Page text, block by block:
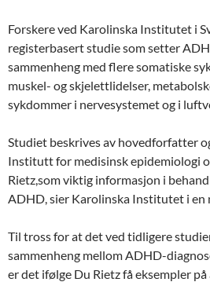
Forskere ved Karolinska Institutet i
registerbasert studie som setter
sammenheng med flere somatiske
muskel- og skjelettlidelser,
sykdommer i nervesystemet og i
Studiet beskrives av hovedforfatter
Institutt for medisinsk epidemiologi
Rietz,som viktig informasjon i
ADHD, sier Karolinska Institutet i en
Til tross for at det ved tidligere
sammenheng mellom ADHD-
er det ifølge Du Rietz få eksempler